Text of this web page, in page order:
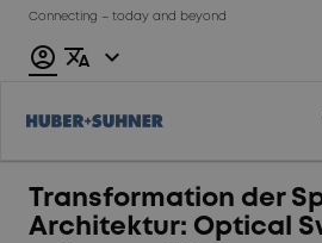
Connecting – today and beyond
Transformation der
Architektur: Optical